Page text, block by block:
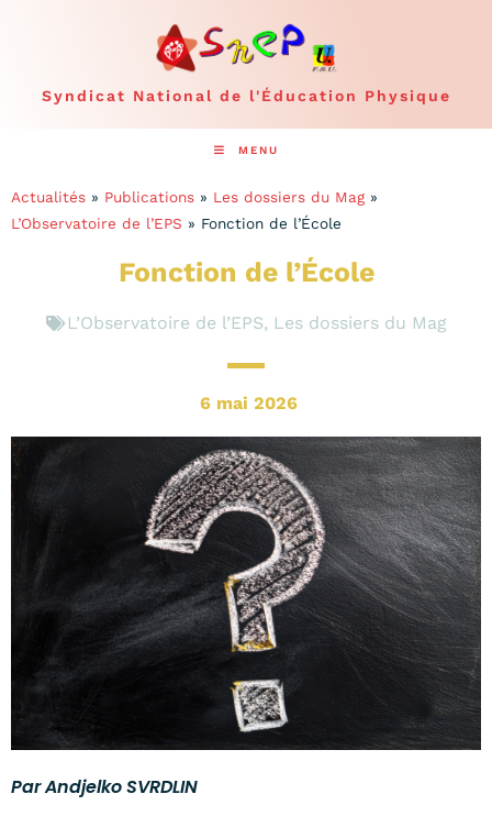
Syndicat National de l'Éducation Physique
MENU
Actualités » Publications » Les dossiers du Mag »
L’Observatoire de l’EPS » Fonction de l’École
Fonction de l’École
L’Observatoire de l’EPS, Les dossiers du Mag
6 mai 2026
Par Andjelko SVRDLIN